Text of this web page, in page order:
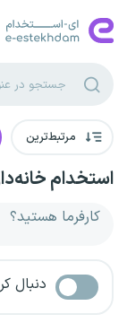
مرتبط‌ترین
استخدام
کارفرما هستید؟
دنبال